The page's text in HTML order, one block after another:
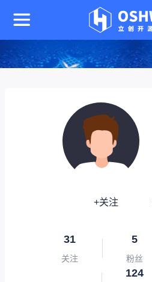
+关注
31
关注
5
粉丝
124